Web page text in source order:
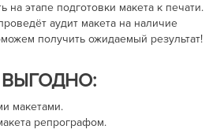
этапе подготовки макета к печати.
аудит макета на наличие
получить ожидаемый результат!
макетами.
репрографом.